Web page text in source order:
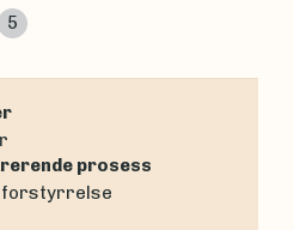
5
prosess
forstyrrelse